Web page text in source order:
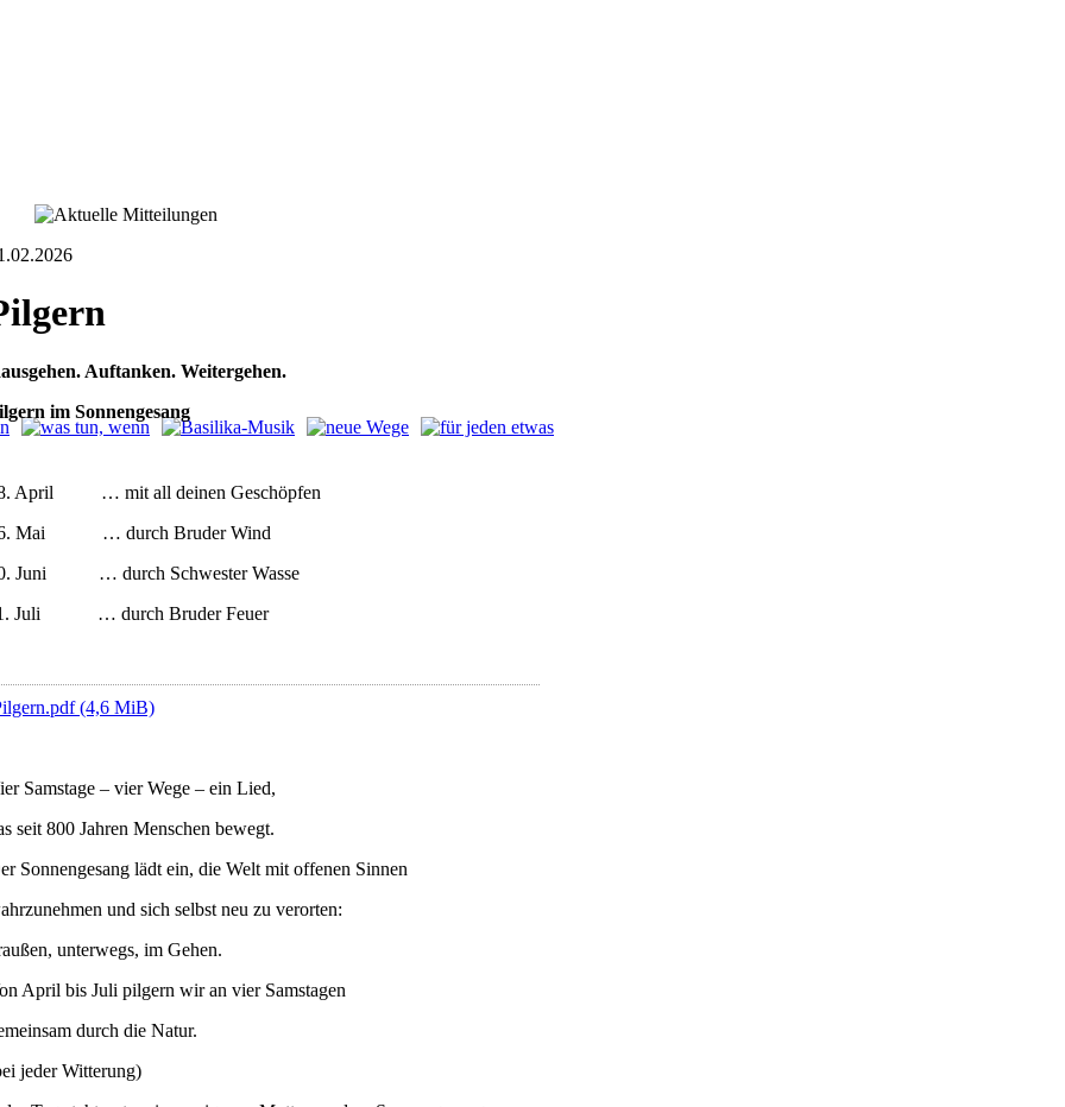
Auftanken. Weitergehen.
im Sonnengesang
April … mit all deinen Geschöpfen
Mai … durch Bruder Wind
Juni … durch Schwester Wasse
Juli … durch Bruder Feuer
(4,6 MiB)
Samstage – vier Wege – ein Lied,
seit 800 Jahren Menschen bewegt.
Sonnengesang lädt ein, die Welt mit offenen Sinnen
und sich selbst neu zu verorten:
unterwegs, im Gehen.
April bis Juli pilgern wir an vier Samstagen
durch die Natur.
jeder Witterung)